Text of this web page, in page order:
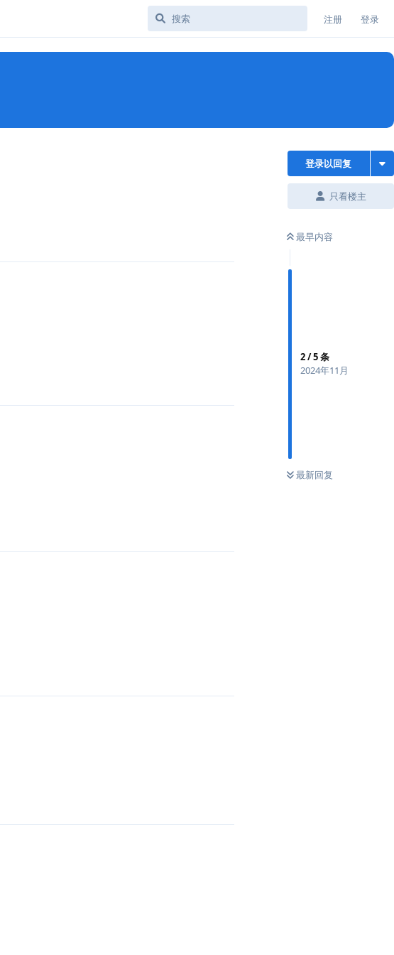
注册 登录
登录以回复
只看楼主
最早内容
2/5条
2024年11月
最新回复